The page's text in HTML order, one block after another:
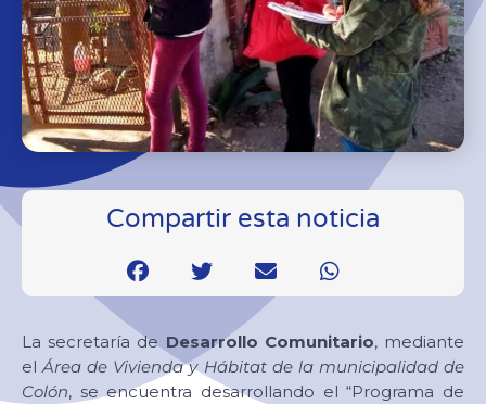
Compartir esta noticia
La secretaría de Desarrollo Comunitario, mediante
elÁrea de Vivienda y Hábitat de la municipalidad de
Colón, se encuentra desarrollando el “Programa de